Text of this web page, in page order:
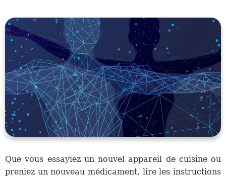
Que vous essayiez un nouvel appareil de cuisine ou
preniez un nouveau médicament, lire les instructions